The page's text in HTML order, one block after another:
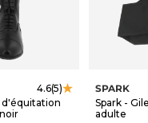
4.6(5)
SPARK
Spark -
adulte